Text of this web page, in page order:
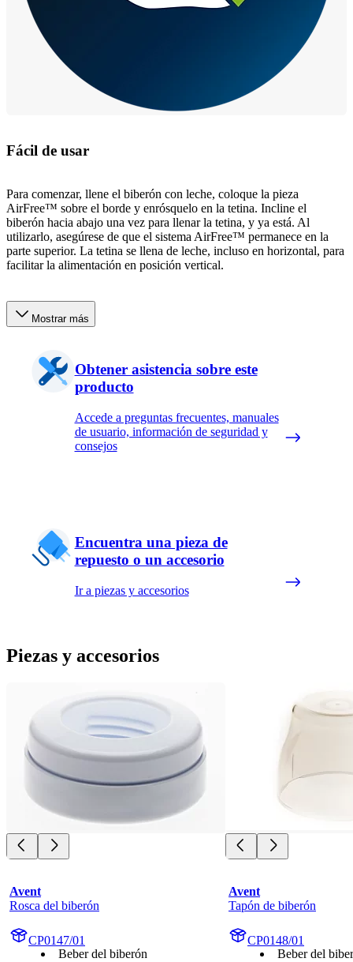
Fácil de usar
Para comenzar, llene el biberón con leche, coloque la pieza
AirFree™ sobre el borde y enrósquelo en la tetina. Incline el
biberón hacia abajo una vez para llenar la tetina, y ya está. Al
utilizarlo, asegúrese de que el sistema AirFree™ permanece en la
parte superior. La tetina se llena de leche, incluso en horizontal, para
facilitar la alimentación en posición vertical.
Mostrar más
Obtener asistencia sobre este
producto
Accede a preguntas frecuentes, manuales
de usuario, información de seguridad y
consejos
Encuentra una pieza de
repuesto o un accesorio
Ir a piezas y accesorios
Piezas y accesorios
Avent
Rosca del biberón
CP0147/01
Beber del biberón
Avent
Tapón de biberón
CP0148/01
Beber del